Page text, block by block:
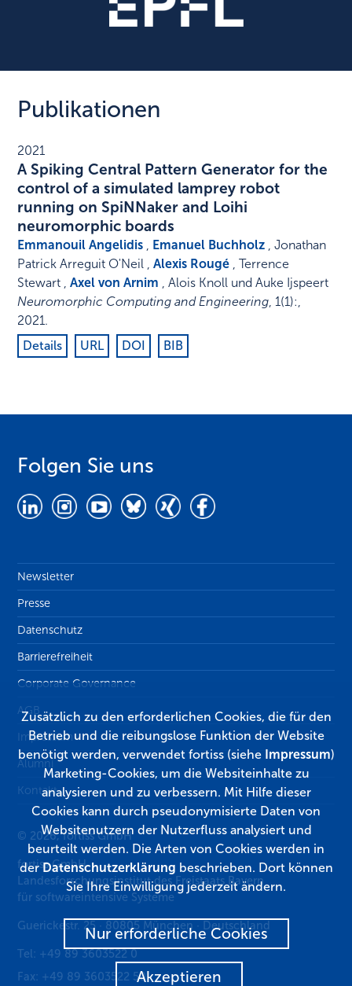
Publikationen
2021
A Spiking Central Pattern Generator for the
control of a simulated lamprey robot
running on SpiNNaker and Loihi
neuromorphic boards
Emmanouil Angelidis , Emanuel Buchholz , Jonathan
Patrick Arreguit O'Neil ,Alexis Rougé , Terrence
Stewart ,Axel von Arnim , Alois Knoll und Auke Ijspeert
Neuromorphic Computing and Engineering,1(1):,
2021.
Details
URL DOI BIB
Folgen Sie uns
Newsletter
Presse
Datenschutz
Barrierefreiheit
Corporate Governance
AGB
Impressum
Alumni
Kontakt
© 2026, fortiss GmbH
fortiss GmbH
Landesforschungsinstitut des Freistaats Bayern
für softwareintensive Systeme
Guerickestr. 25 · 80805 München · Deutschland
Tel: +49 89 3603522 0
Fax: +49 89 3603522 50
Zusätzlich zu den erforderlichen Cookies, die für den
Betrieb und die reibungslose Funktion der Website
benötigt werden, verwendet fortiss (siehe Impressum)
Marketing-Cookies, um die Websiteinhalte zu
analysieren und zu verbessern. Mit Hilfe dieser
Cookies kann durch pseudonymisierte Daten von
Websitenutzern der Nutzerfluss analysiert und
beurteilt werden. Die Arten von Cookies werden in
derDatenschutzerklärung beschrieben. Dort können
Sie Ihre Einwilligung jederzeit ändern.
Nur erforderliche Cookies
Akzeptieren